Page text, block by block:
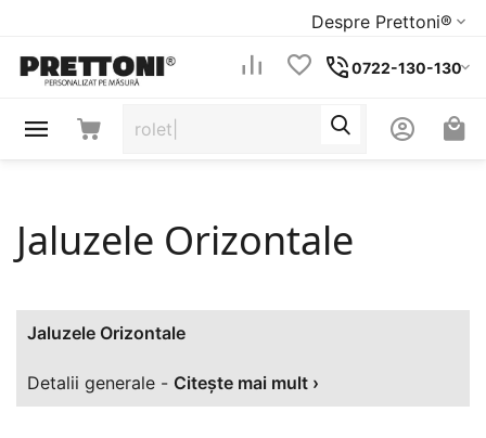
Despre Prettoni®
0722-130-130
Jaluzele Orizontale
Jaluzele Orizontale
Detalii generale - Citește mai mult ›